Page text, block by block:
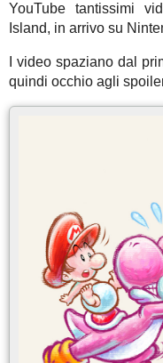
YouTube tantissimi
Island, in arrivo su
I video spaziano dal
quindi occhio agli